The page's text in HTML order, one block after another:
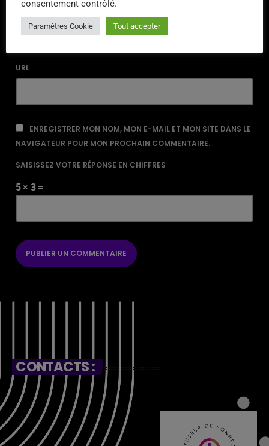
URL
ENREGISTRER MON NOM, MON E-MAIL ET MON SITE DANS LE
NAVIGATEUR POUR MON PROCHAIN COMMENTAIRE.
SAISISSEZ VOTRE RÉPONSE EN CHIFFRES
5 × 3 =
CONTACTS :
consentement contrôlé.
Paramètres Cookie Tout accepter